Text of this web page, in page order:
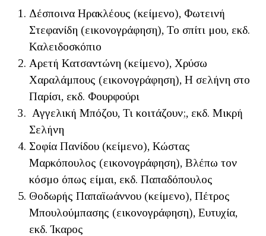
Δέσποινα Ηρακλέους (κείμενο), Φωτεινή
Στεφανίδη (εικονογράφηση), Το σπίτι μου, εκδ.
Καλειδοσκόπιο
Αρετή Κατσαντώνη (κείμενο), Χρύσω
Χαραλάμπους (εικονογράφηση), Η σελήνη στο
Παρίσι, εκδ. Φουρφούρι
Αγγελική Μπόζου, Τι κοιτάζουν;, εκδ. Μικρή
Σελήνη
Σοφία Πανίδου (κείμενο), Κώστας
Μαρκόπουλος (εικονογράφηση), Βλέπω τον
κόσμο όπως είμαι, εκδ. Παπαδόπουλος
Θοδωρής Παπαϊωάννου (κείμενο), Πέτρος
Μπουλούμπασης (εικονογράφηση), Ευτυχία,
εκδ. Ίκαρος